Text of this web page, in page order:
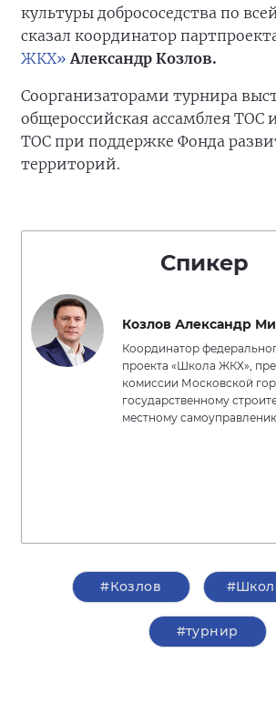
культуры добрососедства по
сказал координатор
ЖКХ» Александр Козлов.
Соорганизаторами турнира
общероссийская ассамблея ТОС
ТОС при поддержке Фонда
территорий.
Спикер
Козлов Александр
Координатор
проекта «Школа ЖКХ»,
комиссии Московской
государственному
местному
#Козлов
#турнир